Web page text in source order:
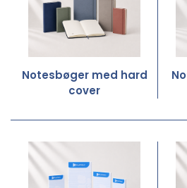
Notesbøger med hard
cover